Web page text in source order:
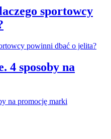
sportowcy
4 sposoby na